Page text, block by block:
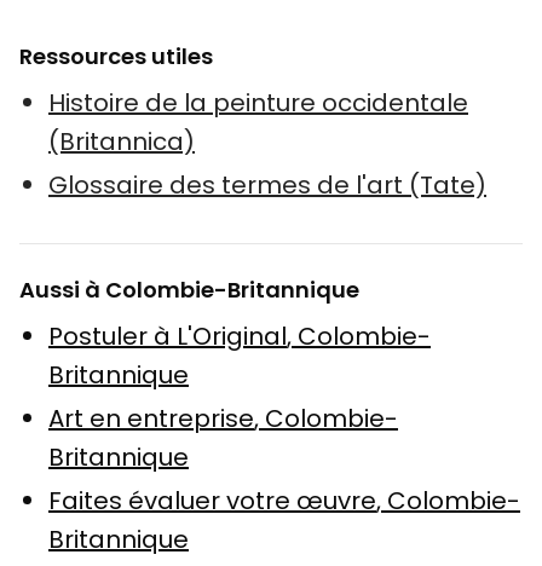
Ressources utiles
Histoire de la peinture occidentale
(Britannica)
Glossaire des termes de l'art (Tate)
Aussi à Colombie-Britannique
Postuler à L'Original, Colombie-
Britannique
Art en entreprise, Colombie-
Britannique
Faites évaluer votre œuvre, Colombie-
Britannique